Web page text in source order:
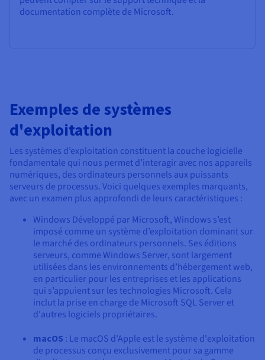
documentation complète de Microsoft.
Exemples de systèmes
d'exploitation
Les systèmes d’exploitation constituent la couche logicielle
fondamentale qui nous permet d’interagir avec nos appareils
numériques, des ordinateurs personnels aux puissants
serveurs de processus. Voici quelques exemples marquants,
avec un examen plus approfondi de leurs caractéristiques :
Windows Développé par Microsoft, Windows s’est
imposé comme un système d’exploitation dominant sur
le marché des ordinateurs personnels. Ses éditions
serveurs, comme Windows Server, sont largement
utilisées dans les environnements d’hébergement web,
en particulier pour les entreprises et les applications
qui s’appuient sur les technologies Microsoft. Cela
inclut la prise en charge de Microsoft SQL Server et
d'autres logiciels propriétaires.
macOS : Le macOS d'Apple est le système d'exploitation
de processus conçu exclusivement pour sa gamme